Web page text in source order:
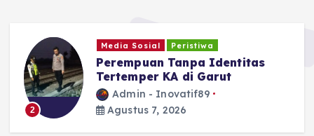
3
Ragam
Safari Tantan Sulthon
Bukhawan Berakhir di Ciamis
Admin - Inovatif89
Agustus 5, 2026